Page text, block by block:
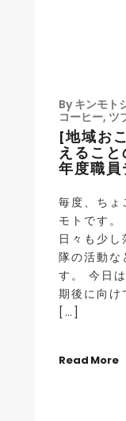
By キンモト
コーヒー, ツ
[地域お
えるこ
年度職
毎度、ちょ
モトです
日々も少
隊の活動な
す。 今日
期後に向け
[…]
Read More